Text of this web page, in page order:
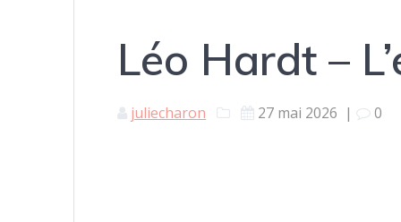
Léo Hardt –
juliecharon 27 mai 2026 | 0